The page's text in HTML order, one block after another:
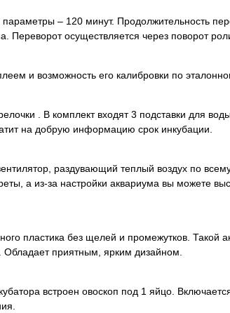
– 120 минут. Продолжительность
осуществляется через поворот
и возможность его калибровки по
. В комплект входят 3 подставки для
на добрую информацию срок инкубации.
раздувающий теплый воздух по
а из-за настройки аквариума вы можете
пластика без щелей и промежутков. Такой
Обладает приятным, ярким дизайном.
встроен овоскоп под 1 яйцо.